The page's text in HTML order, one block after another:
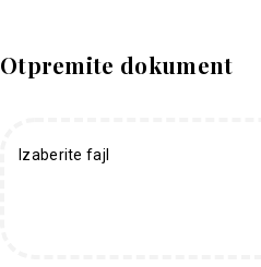
Otpremite dokument
Izaberite fajl